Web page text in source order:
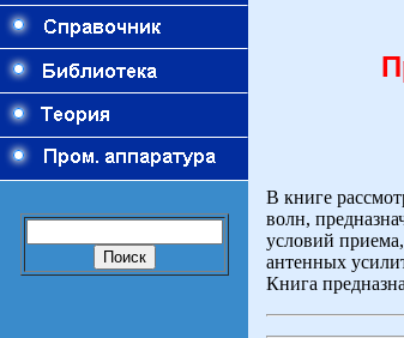
В книге
волн,
условий
антенных
Книга